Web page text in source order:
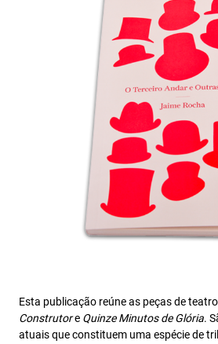
Esta publicação reúne as peças de teatro
Construtore Quinze Minutos de Glória.
atuais que constituem uma espécie de